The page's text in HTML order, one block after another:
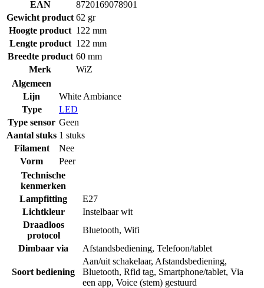
EAN
8720169078901
Gewicht product 62 gr
Hoogte product 122 mm
Lengte product 122 mm
Breedte product 60 mm
Merk
WiZ
Algemeen
Lijn
White Ambiance
Type
LED
Type sensor Geen
Aantal stuks 1 stuks
Filament
Nee
Vorm
Peer
Technische
kenmerken
Lampfitting
E27
Lichtkleur
Instelbaar wit
Draadloos
protocol
Bluetooth, Wifi
Dimbaar via
Afstandsbediening, Telefoon/tablet
Soort bediening
Aan/uit schakelaar, Afstandsbediening,
Bluetooth, Rfid tag, Smartphone/tablet, Via
een app, Voice (stem) gestuurd